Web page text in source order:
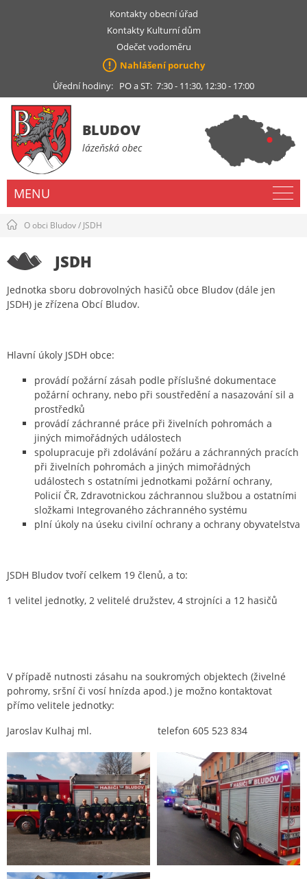
Kontakty obecní úřad
Kontakty Kulturní dům
Odečet vodoměru
Nahlášení poruchy
Úřední hodiny: PO a ST: 7:30 - 11:30, 12:30 - 17:00
BLUDOV
lázeňská obec
MENU
O obci Bludov/ JSDH
JSDH
Jednotka sboru dobrovolných hasičů obce Bludov (dále jen
JSDH) je zřízena Obcí Bludov.
Hlavní úkoly JSDH obce:
provádí požární zásah podle příslušné dokumentace
požární ochrany, nebo při soustředění a nasazování sil a
prostředků
provádí záchranné práce při živelních pohromách a
jiných mimořádných událostech
spolupracuje při zdolávání požáru a záchranných pracích
při živelních pohromách a jiných mimořádných
událostech s ostatními jednotkami požární ochrany,
Policií ČR, Zdravotnickou záchrannou službou a ostatními
složkami Integrovaného záchranného systému
plní úkoly na úseku civilní ochrany a ochrany obyvatelstva
JSDH Bludov tvoří celkem 19 členů, a to:
1 velitel jednotky, 2 velitelé družstev, 4 strojníci a 12 hasičů
V případě nutnosti zásahu na soukromých objektech (živelné
pohromy, sršní či vosí hnízda apod.) je možno kontaktovat
přímo velitele jednotky:
Jaroslav Kulhaj ml. telefon 605 523 834